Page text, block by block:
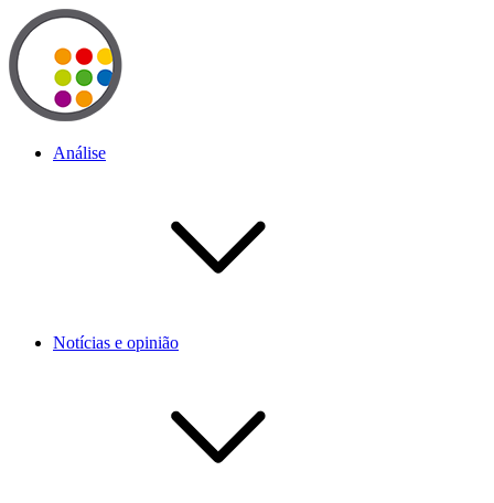
Análise
Notícias e opinião